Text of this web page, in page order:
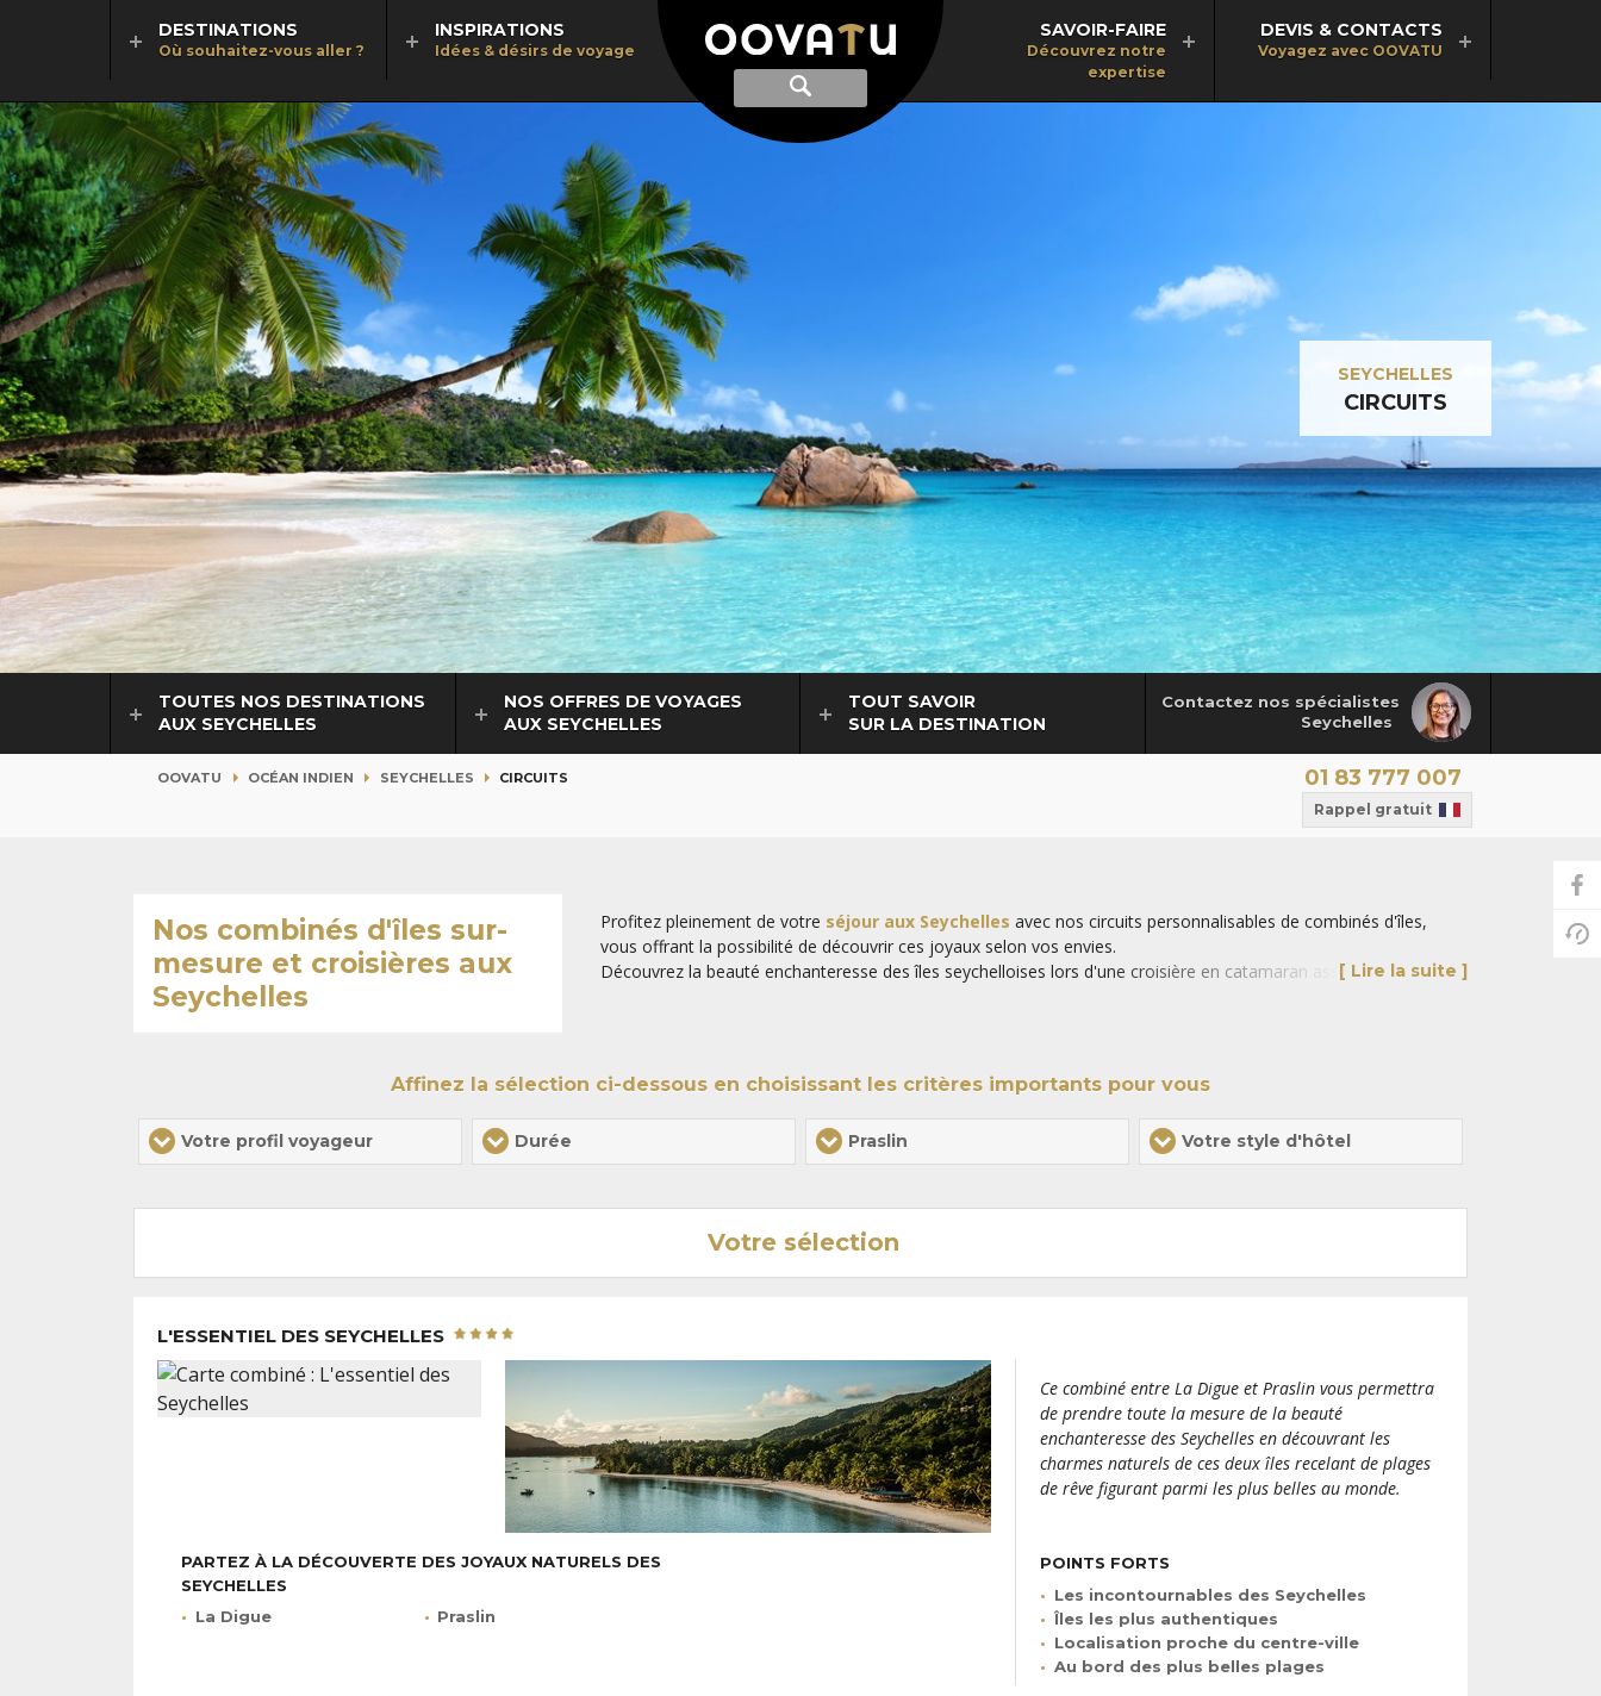
Afficher
recherche
Recherche
DESTINATIONS
Où souhaitez-vous aller ?
INSPIRATIONS
Idées & désirs de voyage
SAVOIR-FAIRE
Découvrez notre
expertise
DEVIS & CONTACTS
Voyagez avec OOVATU
SEYCHELLES
CIRCUITS
Contactez nos spécialistes
Seychelles
TOUTES NOS DESTINATIONS
AUX SEYCHELLES
NOS OFFRES DE VOYAGES
AUX SEYCHELLES
TOUT SAVOIR
SUR LA DESTINATION
OOVATU OCÉAN INDIEN SEYCHELLES CIRCUITS 01 83 777 007
Rappel gratuit
Nos combinés d'îles sur-
mesure et croisières aux
Seychelles
Profitez pleinement de votre séjour aux Seychelles avec nos circuits personnalisables de combinés d'îles,
vous offrant la possibilité de découvrir ces joyaux selon vos envies.
Découvrez la beauté enchanteresse des îles seychelloises lors d'une croisière en catamaran assurément
dans l'océan Indien
et laissez-vous emporter par des expériences uniques.
[ Lire la suite ]
Affinez la sélection ci-dessous en choisissant les critères importants pour vous
Votre profil voyageur Durée Praslin Votre style d'hôtel
Votre sélection
L'ESSENTIEL DES SEYCHELLES
PARTEZ À LA DÉCOUVERTE DES JOYAUX NATURELS DES
SEYCHELLES
La Digue
Praslin
Ce combiné entre La Digue et Praslin vous permettra
de prendre toute la mesure de la beauté
enchanteresse des Seychelles en découvrant les
charmes naturels de ces deux îles recelant de plages
de rêve figurant parmi les plus belles au monde.
POINTS FORTS
Les incontournables des Seychelles
Îles les plus authentiques
Localisation proche du centre-ville
Au bord des plus belles plages